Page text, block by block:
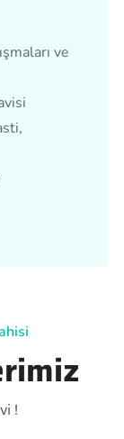
ve
!